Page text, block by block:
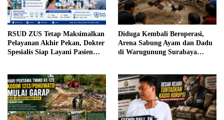
RSUD ZUS Tetap Maksimalkan
Pelayanan Akhir Pekan, Dokter
Spesialis Siap Layani Pasien
Diduga Kembali Beroperasi,
Arena Sabung Ayam dan Dadu
di Warugunung Surabaya